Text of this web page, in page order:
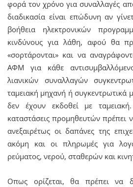
φορά τον χρόνο για συναλλαγές
διαδικασία είναι επώδυνη αν
βοήθεια ηλεκτρονικών
κινδύνους για λάθη, αφού θα
«σορτάρονται» και να
ΑΦΜ για κάθε
λιανικών συναλλαγών
ταμειακή μηχανή ή συγκεντρωτικά
δεν έχουν εκδοθεί με ταμειακή.
καταστάσεις προμηθευτών πρέπει
ανεξαιρέτως οι δαπάνες της
ακόμη και οι πληρωμές για
ρεύματος, νερού, σταθερών και
Οπως ορίζεται, θα πρέπει να